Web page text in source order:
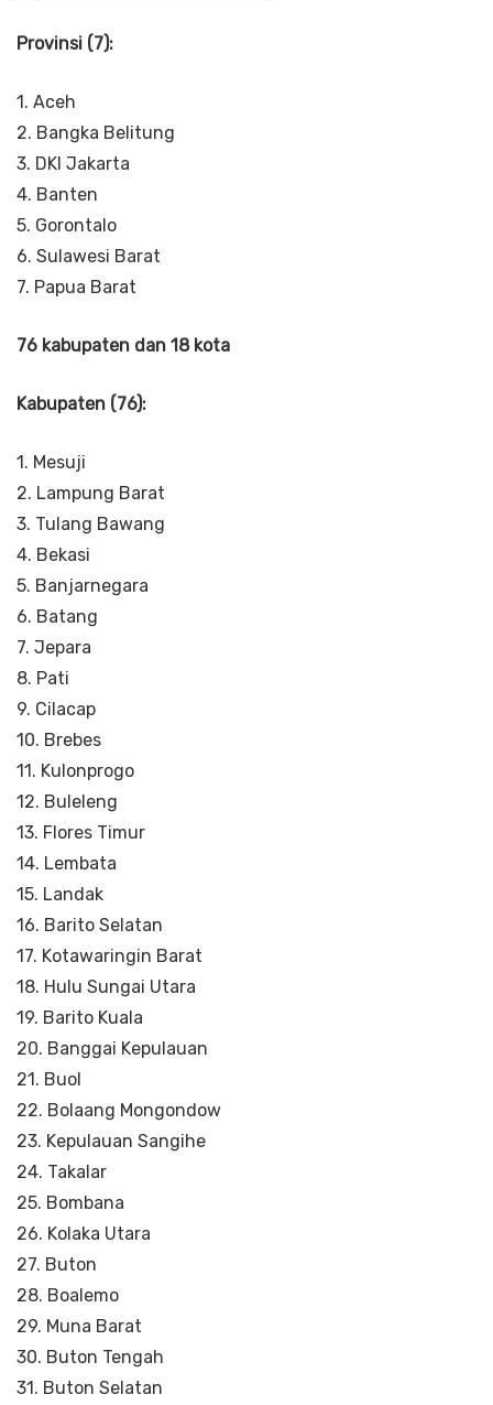
Provinsi (7):
1. Aceh
2. Bangka Belitung
3. DKI Jakarta
4. Banten
5. Gorontalo
6. Sulawesi Barat
7. Papua Barat
76 kabupaten dan 18 kota
Kabupaten (76):
1. Mesuji
2. Lampung Barat
3. Tulang Bawang
4. Bekasi
5. Banjarnegara
6. Batang
7. Jepara
8. Pati
9. Cilacap
10. Brebes
11. Kulonprogo
12. Buleleng
13. Flores Timur
14. Lembata
15. Landak
16. Barito Selatan
17. Kotawaringin Barat
18. Hulu Sungai Utara
19. Barito Kuala
20. Banggai Kepulauan
21. Buol
22. Bolaang Mongondow
23. Kepulauan Sangihe
24. Takalar
25. Bombana
26. Kolaka Utara
27. Buton
28. Boalemo
29. Muna Barat
30. Buton Tengah
31. Buton Selatan